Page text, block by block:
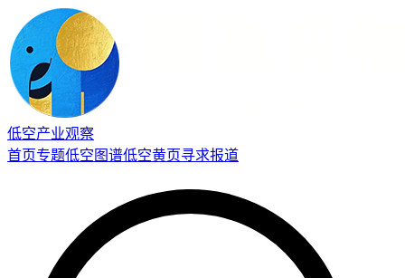
低空产业观察
首页专题低空图谱低空黄页寻求报道